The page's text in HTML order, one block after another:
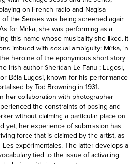
on French radio and Nagisa
of the Senses was being screened again
for Mïrka, she was performing as a
this name whose musicality she liked. It
imbued with sexual ambiguity: Mïrka, in
heroine of the eponymous short story
Irish author Sheridan Le Fanu ; Lugosi,
Béla Lugosi, known for his performance
by Tod Browning in 1931.
her collaboration with photographer
the constraints of posing and
without claiming a particular place on
yet, her experience of submission has
force that is claimed by the artist, as
expérimentales. The latter develops a
tied to the issue of activating